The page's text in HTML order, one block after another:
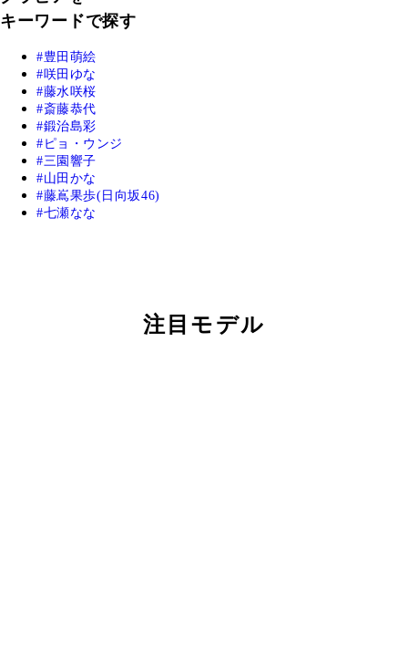
キーワードで探す
豊田萌絵
咲田ゆな
藤水咲桜
斎藤恭代
鍛治島彩
ピョ・ウンジ
三園響子
山田かな
藤嶌果歩(日向坂46)
七瀬なな
注目モデル